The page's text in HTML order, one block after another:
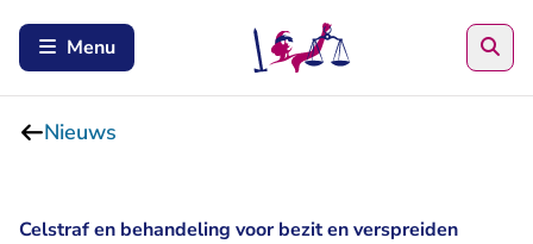
Menu
Nieuws
Celstraf en behandeling voor bezit en verspreiden